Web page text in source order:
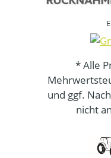
* Alle
und ggf.
nicht